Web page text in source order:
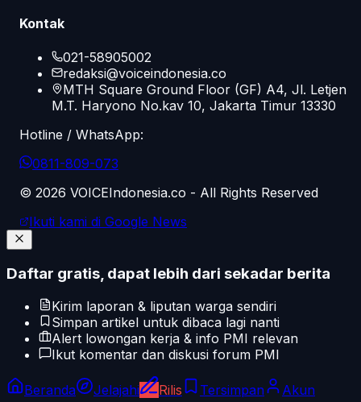
Kontak
021-58905002
redaksi@voiceindonesia.co
MTH Square Ground Floor (GF) A4, Jl. Letjen
M.T. Haryono No.kav 10, Jakarta Timur 13330
Hotline / WhatsApp:
0811-809-073
© 2026 VOICEIndonesia.co - All Rights Reserved
Ikuti kami di Google News
Daftar gratis, dapat lebih dari sekadar berita
Kirim laporan & liputan warga sendiri
Simpan artikel untuk dibaca lagi nanti
Alert lowongan kerja & info PMI relevan
Ikut komentar dan diskusi forum PMI
Beranda Jelajahi Rilis Tersimpan Akun